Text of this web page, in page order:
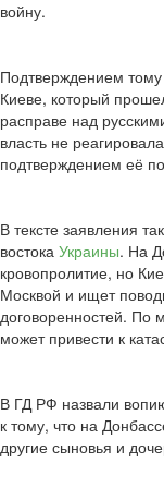
войну.
Подтверждением
Киеве, который
расправе над
власть не
подтверждением её
В тексте заявления
востока Украины. На
кровопролитие, но
Москвой и ищет
договоренностей. По
может привести к
В ГД РФ назвали
к тому, что на
другие сыновья и